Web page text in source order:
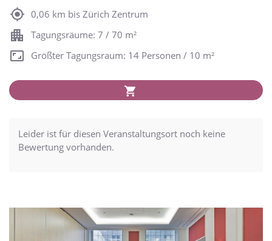
0,06 km bis Zürich Zentrum
Tagungsräume: 7 / 70 m²
Größter Tagungsraum: 14 Personen / 10 m²
Leider ist für diesen Veranstaltungsort noch keine
Bewertung vorhanden.